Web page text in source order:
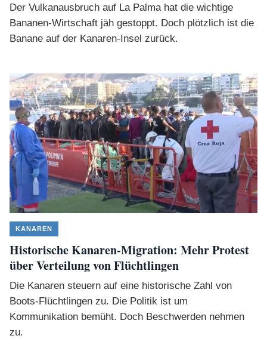
Der Vulkanausbruch auf La Palma hat die wichtige
Bananen-Wirtschaft jäh gestoppt. Doch plötzlich ist die
Banane auf der Kanaren-Insel zurück.
KANAREN
Historische Kanaren-Migration: Mehr Protest
über Verteilung von Flüchtlingen
Die Kanaren steuern auf eine historische Zahl von
Boots-Flüchtlingen zu. Die Politik ist um
Kommunikation bemüht. Doch Beschwerden nehmen
zu.